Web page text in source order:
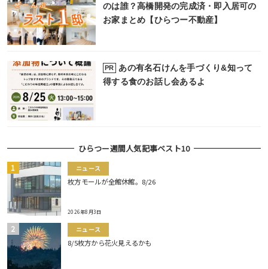
のは誰？高橋開発の完成済・即入居可の
お家まとめ【ひらつー不動産】
PR
あの有名石けんを手づくり&知って
得する食のお話し会あるよ
ひらつー週間人気記事ベスト10
ニュース
枚方モールが全館休館。8/26
2026年8月3日
ニュース
8/5枚方から花火見えるかも